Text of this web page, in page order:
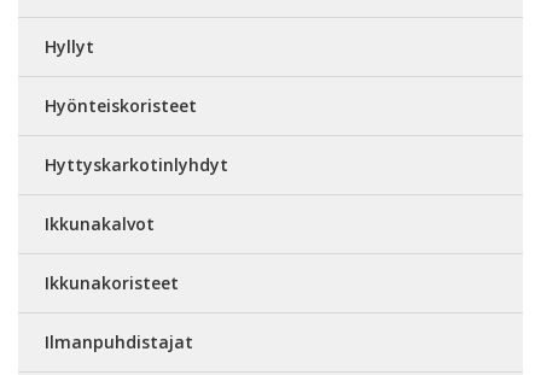
Hyllyt
Hyönteiskoristeet
Hyttyskarkotinlyhdyt
Ikkunakalvot
Ikkunakoristeet
Ilmanpuhdistajat